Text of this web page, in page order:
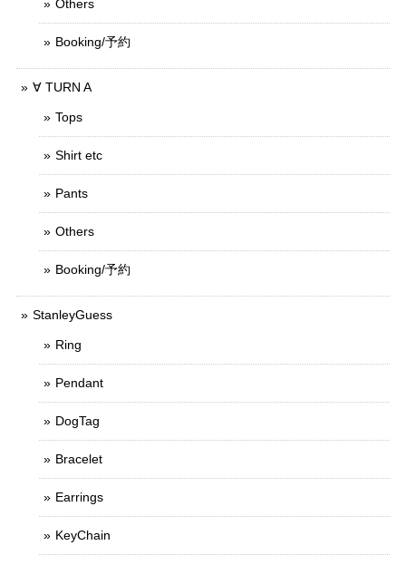
Others
Booking/予約
∀ TURN A
Tops
Shirt etc
Pants
Others
Booking/予約
StanleyGuess
Ring
Pendant
DogTag
Bracelet
Earrings
KeyChain